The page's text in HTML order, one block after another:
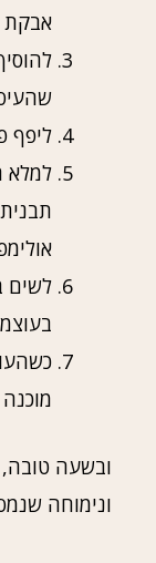
אבקת
ליפף
למלא
ובשעה טובה,
ונימוחה